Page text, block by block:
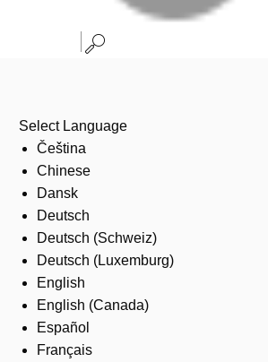
Select Language
Čeština
Chinese
Dansk
Deutsch
Deutsch (Schweiz)
Deutsch (Luxemburg)
English
English (Canada)
Español
Français